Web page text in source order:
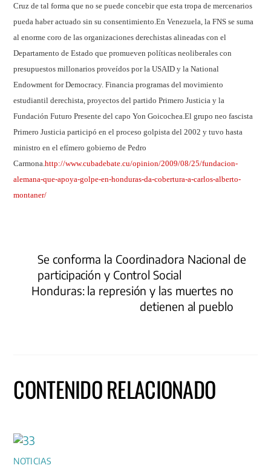
Cruz de tal forma que no se puede concebir que esta tropa de mercenarios
pueda haber actuado sin su consentimiento.En Venezuela, la FNS se suma
al enorme coro de las organizaciones derechistas alineadas con el
Departamento de Estado que promueven políticas neoliberales con
presupuestos millonarios proveídos por la USAID y la National
Endowment for Democracy. Financia programas del movimiento
estudiantil derechista, proyectos del partido Primero Justicia y la
Fundación Futuro Presente del capo Yon Goicochea.El grupo neo fascista
Primero Justicia participó en el proceso golpista del 2002 y tuvo hasta
ministro en el efímero gobierno de Pedro
Carmona.http://www.cubadebate.cu/opinion/2009/08/25/fundacion-
alemana-que-apoya-golpe-en-honduras-da-cobertura-a-carlos-alberto-
montaner/
Se conforma la Coordinadora Nacional de
participación y Control Social
Honduras: la represión y las muertes no
detienen al pueblo
CONTENIDO RELACIONADO
NOTICIAS